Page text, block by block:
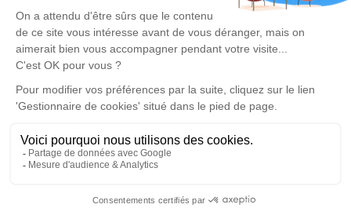
Services aux familles
agence
Nos réseaux sociaux
Mentions légales
Politique de traitement des données personnelles
Politique d’utilisation des cookies
Zone d'intervention
Réalisation et référencement par